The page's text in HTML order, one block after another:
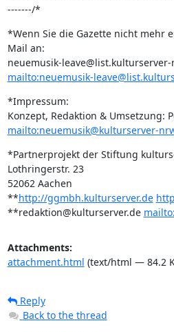
-------/*
*Wenn Sie die Gazette nicht mehr
Mail an:
mailto:neuemusik-
*Impressum:
mailto:neuemusik@kulturserver-
*Partnerprojekt der Stiftung
Lothringerstr. 23
52062 Aachen
**http://ggmbh.kulturserver.de
**redaktion@kulturserver.de
Attachments:
attachment.html (text/html — 84.2
Reply
Back to the thread